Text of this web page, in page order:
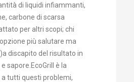
di liquidi infiammanti,
carbone di scarsa
per altri scopi; chi
più salutare ma
discapito del risultato in
sapore.EcoGrill è la
tutti questi problemi,